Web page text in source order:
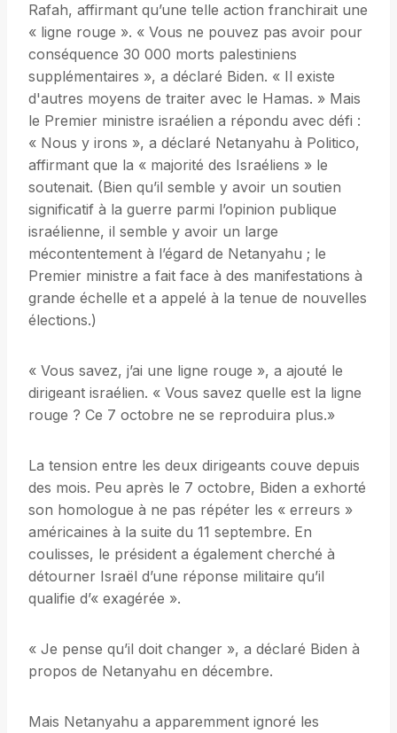
Rafah, affirmant qu’une telle action franchirait une
« ligne rouge ». « Vous ne pouvez pas avoir pour
conséquence 30 000 morts palestiniens
supplémentaires », a déclaré Biden. « Il existe
d'autres moyens de traiter avec le Hamas. » Mais
le Premier ministre israélien a répondu avec défi :
« Nous y irons », a déclaré Netanyahu à Politico,
affirmant que la « majorité des Israéliens » le
soutenait. (Bien qu’il semble y avoir un soutien
significatif à la guerre parmi l’opinion publique
israélienne, il semble y avoir un large
mécontentement à l’égard de Netanyahu ; le
Premier ministre a fait face à des manifestations à
grande échelle et a appelé à la tenue de nouvelles
élections.)
« Vous savez, j’ai une ligne rouge », a ajouté le
dirigeant israélien. « Vous savez quelle est la ligne
rouge ? Ce 7 octobre ne se reproduira plus.»
La tension entre les deux dirigeants couve depuis
des mois. Peu après le 7 octobre, Biden a exhorté
son homologue à ne pas répéter les « erreurs »
américaines à la suite du 11 septembre. En
coulisses, le président a également cherché à
détourner Israël d’une réponse militaire qu’il
qualifie d’« exagérée ».
« Je pense qu’il doit changer », a déclaré Biden à
propos de Netanyahu en décembre.
Mais Netanyahu a apparemment ignoré les